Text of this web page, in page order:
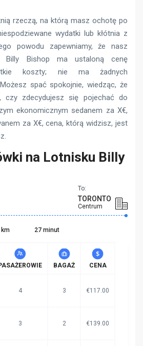
rzeczą, na którą masz ochotę po
wydatki lub kłótnia z
powodu zapewniamy, że nasz
Billy Bishop ma ustaloną cenę
koszty; nie ma żadnych
spać spokojnie, wiedząc, że
czy zdecydujesz się pojechać do
ekonomicznym sedanem za X€,
za X€, cena, którą widzisz, jest
na Lotnisku Billy
To:
TORONTO
Centrum
km 27 minut
BAGAŻ CENA
4 3 €117.00
3 2 €139.00